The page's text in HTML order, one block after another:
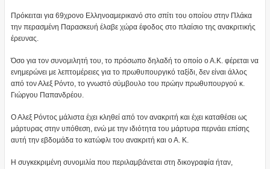
Πρόκειται για 69χρονο Ελληνοαμερικανό στο σπίτι του οποίου στην Πλάκα
την περασμένη Παρασκευή έλαβε χώρα έφοδος στο πλαίσιο της ανακριτικής
έρευνας.
Όσο για τον συνομιλητή του, το πρόσωπο δηλαδή το οποίο ο Α.Κ. φέρεται να
ενημερώνει με λεπτομέρειες για το πρωθυπουργικό ταξίδι, δεν είναι άλλος
από τον Αλεξ Ρόντο, το γνωστό σύμβουλο του πρώην πρωθυπουργού κ.
Γιώργου Παπανδρέου.
Ο Αλεξ Ρόντος μάλιστα έχει κληθεί από τον ανακριτή και έχει καταθέσει ως
μάρτυρας στην υπόθεση, ενώ με την ιδιότητα του μάρτυρα περνάει επίσης
αυτή την εβδομάδα το κατώφλι του ανακριτή και ο Α. Κ.
Η συγκεκριμένη συνομιλία που περιλαμβάνεται στη δικογραφία ήταν,